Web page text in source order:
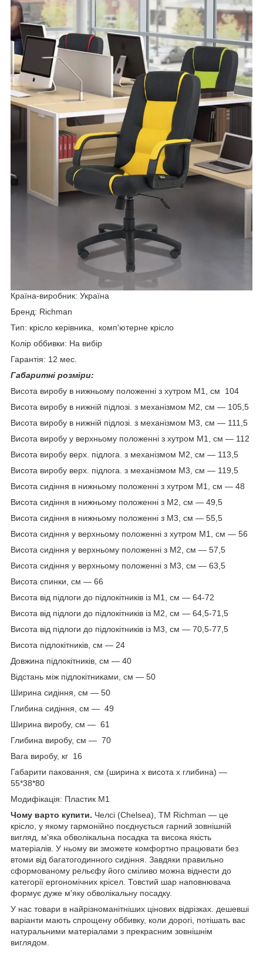
Країна-виробник: Україна
Бренд: Richman
Тип: крісло керівника, комп'ютерне крісло
Колір оббивки: На вибір
Гарантія: 12 мес.
Габаритні розміри:
Висота виробу в нижньому положенні з хутром М1, см 104
Висота виробу в нижній підлозі. з механізмом М2, см — 105,5
Висота виробу в нижній підлозі. з механізмом М3, см — 111,5
Висота виробу у верхньому положенні з хутром М1, см — 112
Висота виробу верх. підлога. з механізмом М2, см — 113,5
Висота виробу верх. підлога. з механізмом М3, см — 119,5
Висота сидіння в нижньому положенні з хутром М1, см — 48
Висота сидіння в нижньому положенні з М2, см — 49,5
Висота сидіння в нижньому положенні з М3, см — 55,5
Висота сидіння у верхньому положенні з хутром М1, см — 56
Висота сидіння у верхньому положенні з М2, см — 57,5
Висота сидіння у верхньому положенні з М3, см — 63,5
Висота спинки, см — 66
Висота від підлоги до підлокітників із М1, см — 64-72
Висота від підлоги до підлокітників із М2, см — 64,5-71,5
Висота від підлоги до підлокітників із М3, см — 70,5-77,5
Висота підлокітників, см — 24
Довжина підлокітників, см — 40
Відстань між підлокітниками, см — 50
Ширина сидіння, см — 50
Глибина сидіння, см — 49
Ширина виробу, см — 61
Глибина виробу, см — 70
Вага виробу, кг 16
Габарити паковання, см (ширина х висота х глибина) —
55*38*80
Модифікація: Пластик М1
Чому варто купити. Челсі (Chelsea), ТМ Richman — це
крісло, у якому гармонійно поєднується гарний зовнішній
вигляд, м'яка обволікальна посадка та висока якість
матеріалів. У ньому ви зможете комфортно працювати без
втоми від багатогодинного сидіння. Завдяки правильно
сформованому рельєфу його сміливо можна віднести до
категорії ергономічних крісел. Товстий шар наповнювача
формує дуже м'яку обволікальну посадку.
У нас товари в найрізноманітніших цінових відрізках. дешевші
варіанти мають спрощену оббивку, коли дорогі, потішать вас
натуральними матеріалами з прекрасним зовнішнім
виглядом.